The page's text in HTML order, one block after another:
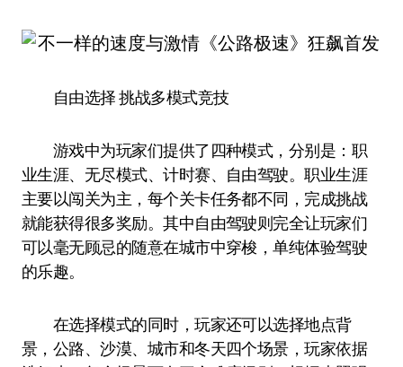
自由选择 挑战多模式竞技
游戏中为玩家们提供了四种模式，分别是：职
业生涯、无尽模式、计时赛、自由驾驶。职业生涯
主要以闯关为主，每个关卡任务都不同，完成挑战
就能获得很多奖励。其中自由驾驶则完全让玩家们
可以毫无顾忌的随意在城市中穿梭，单纯体验驾驶
的乐趣。
在选择模式的同时，玩家还可以选择地点背
景，公路、沙漠、城市和冬天四个场景，玩家依据